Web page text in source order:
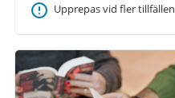
Upprepas vid fler tillfällen